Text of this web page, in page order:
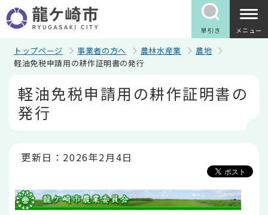
の
ペ
早引き メニュー
トップページ 事業者の方へ 農林水産業
農地
軽油免税申請用の耕作証明書の発行
軽油免税申請用の耕作証明書の
発行
更新日：2026年2月4日